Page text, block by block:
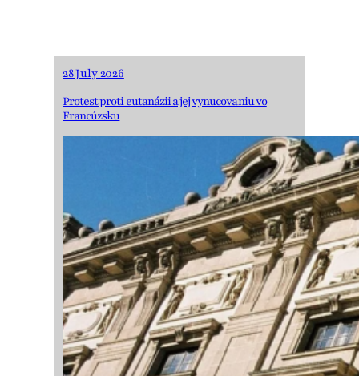
28 July 2026
Protest proti eutanázii a jej vynucovaniu vo
Francúzsku